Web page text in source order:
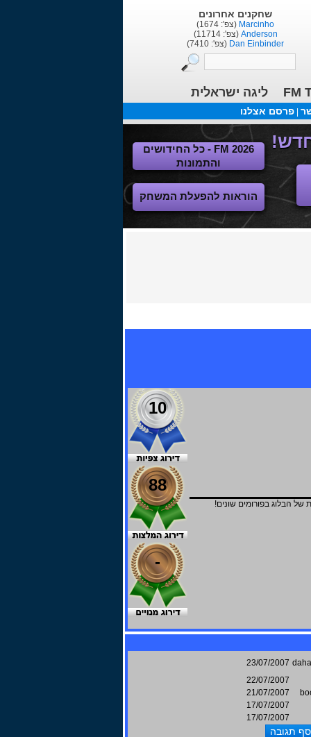
שחקנים אחרונים
Marcinho (צפ': 1674)
Anderson (צפ': 11714)
Dan Einbinder (צפ': 7410)
FM ליגה ישראלית
פרסם אצלנו
FM 2026 - כל החידושים
והתמונות
הוראות להפעלת המשחק
הבלוג בפורומים שונים!
10
88
-
23/07/2007
22/07/2007
21/07/2007
17/07/2007
17/07/2007